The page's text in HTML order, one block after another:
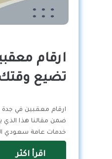
ارقام
تضيع
ارقام معقبين في
ضمن مقالنا هذا الذي
خدمات عامة سعودي
اقرأ اكثر